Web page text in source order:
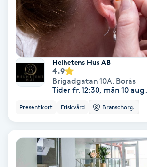
Gruppträning
Gua Sha-massage
Hatha Yoga
Headspa
Herrklippning
Helhetens Hus AB
4.9
Brigadgatan 10A, Borås
Tider fr. 12:30, mån 10 aug.
Presentkort Friskvård Branschorg.